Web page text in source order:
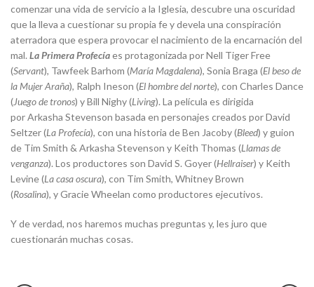
comenzar una vida de servicio a la Iglesia, descubre una oscuridad
que la lleva a cuestionar su propia fe y devela una conspiración
aterradora que espera provocar el nacimiento de la encarnación del
mal. La Primera Profecíaes protagonizada por Nell Tiger Free
(Servant), Tawfeek Barhom (María Magdalena), Sonia Braga (El beso de
la Mujer Araña), Ralph Ineson (El hombre del norte), con Charles Dance
(Juego de tronos) y Bill Nighy (Living). La película es dirigida
por Arkasha Stevenson basada en personajes creados por David
Seltzer (La Profecía), con una historia de Ben Jacoby (Bleed) y guion
de Tim Smith & Arkasha Stevenson y Keith Thomas (Llamas de
venganza). Los productores son David S. Goyer (Hellraiser) y Keith
Levine (La casa oscura), con Tim Smith, Whitney Brown
(Rosalina), y Gracie Wheelan como productores ejecutivos.
Y de verdad, nos haremos muchas preguntas y, les juro que
cuestionarán muchas cosas.